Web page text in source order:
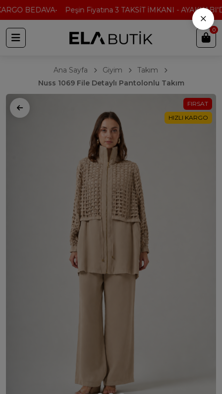
BEDAVA Peşin Fiyatına 3 TAKSİT İMKANI -
0
Ana Sayfa Giyim
Takım
Nuss 1069 File Detaylı Pantolonlu Takım
FIRSAT
HIZLI KARGO
×